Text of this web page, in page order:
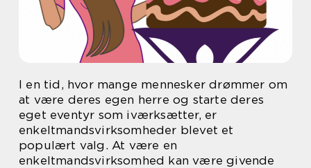
I en tid, hvor mange mennesker drømmer om
at være deres egen herre og starte deres
eget eventyr som iværksætter, er
enkeltmandsvirksomheder blevet et
populært valg. At være en
enkeltmandsvirksomhed kan være givende